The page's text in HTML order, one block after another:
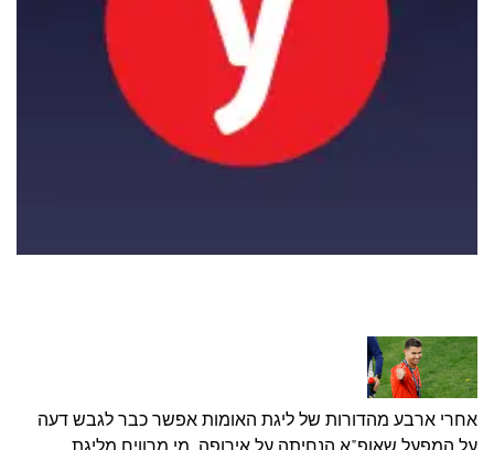
אחרי ארבע מהדורות של ליגת האומות אפשר כבר לגבש דעה